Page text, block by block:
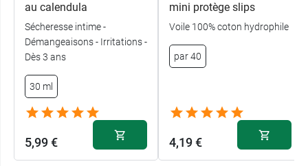
au calendula
Sécheresse intime -
Démangeaisons - Irritations -
Dès 3 ans
30 ml
5,99 €
mini protège slips
Voile 100% coton hydrophile
par 40
4,19 €